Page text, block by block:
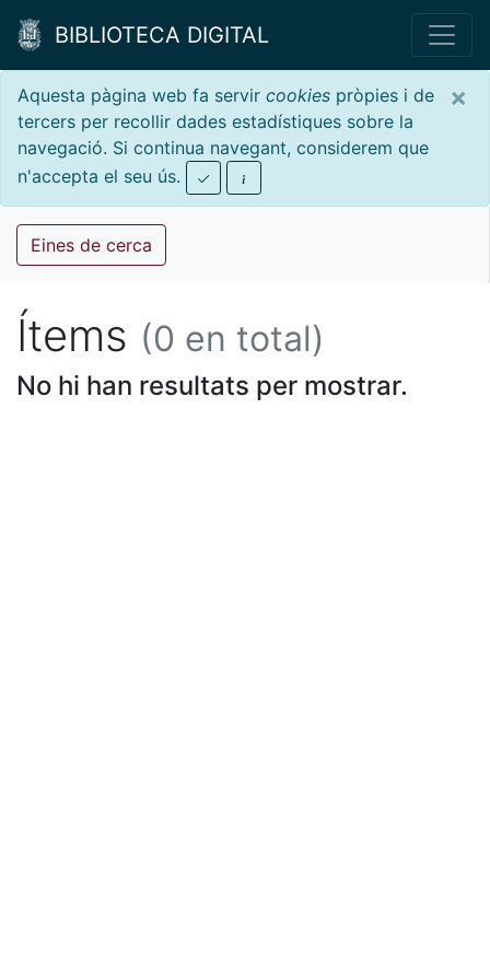
BIBLIOTECA DIGITAL
×
Aquesta pàgina web fa servir cookies pròpies i de
tercers per recollir dades estadístiques sobre la
navegació. Si continua navegant, considerem que
n'accepta el seu ús.
Eines de cerca
Ítems (0 en total)
No hi han resultats per mostrar.